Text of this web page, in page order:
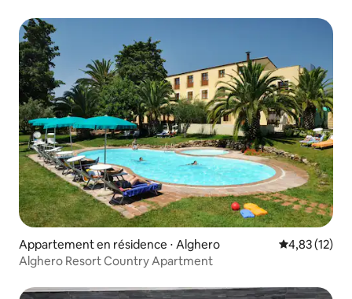
Appartement en résidence ⋅ Alghero Évaluation
4,83 (12)
Alghero Resort Country Apartment